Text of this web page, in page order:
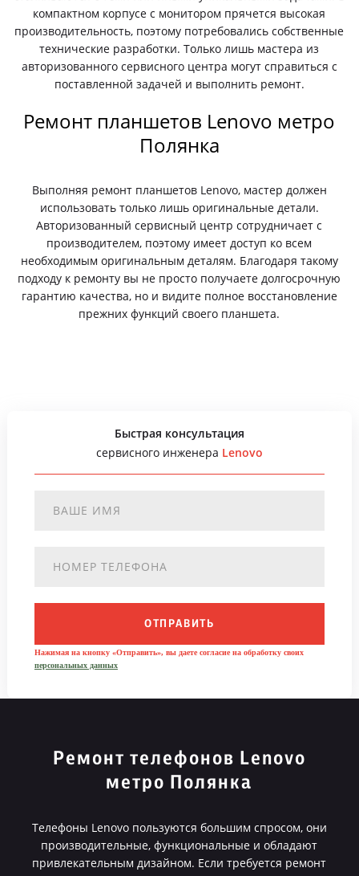
компактном корпусе с монитором прячется высокая
производительность, поэтому потребовались собственные
технические разработки. Только лишь мастера из
авторизованного сервисного центра могут справиться с
поставленной задачей и выполнить ремонт.
Ремонт планшетов Lenovo метро
Полянка
Выполняя ремонт планшетов Lenovo, мастер должен
использовать только лишь оригинальные детали.
Авторизованный сервисный центр сотрудничает с
производителем, поэтому имеет доступ ко всем
необходимым оригинальным деталям. Благодаря такому
подходу к ремонту вы не просто получаете долгосрочную
гарантию качества, но и видите полное восстановление
прежних функций своего планшета.
Быстрая консультация
сервисного инженера Lenovo
ОТПРАВИТЬ
Нажимая на кнопку «Отправить», вы даете согласие на обработку своих
персональных данных
Ремонт телефонов Lenovo
метро Полянка
Телефоны Lenovo пользуются большим спросом, они
производительные, функциональные и обладают
привлекательным дизайном. Если требуется ремонт